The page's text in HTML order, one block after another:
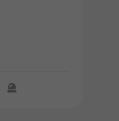
신고하기